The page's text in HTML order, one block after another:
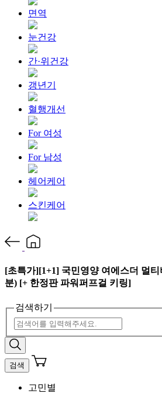
면역
눈건강
간·위건강
갱년기
혈행개선
For 여성
For 남성
헤어케어
스킨케어
[초특가][1+1] 국민영양 여에스더 멀티
분) [+ 한정판 파워퍼프걸 키링]
검색하기
검색
고민별